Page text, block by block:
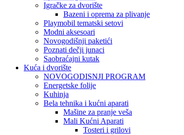
‎Igračke za dvorište
Bazeni i oprema za plivanje
Playmobil tematski setovi
Modni aksesoari
Novogodišnji paketići
Poznati dečji junaci
Saobraćajni kutak
Kuća i dvorište
NOVOGODISNJI PROGRAM
Energetske folije
Kuhinja
Bela tehnika i kućni aparati
Mašine za pranje veša
Mali Kućni Aparati
Tosteri i grilovi